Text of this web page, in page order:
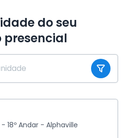
do seu
presencial
18º Andar - Alphaville